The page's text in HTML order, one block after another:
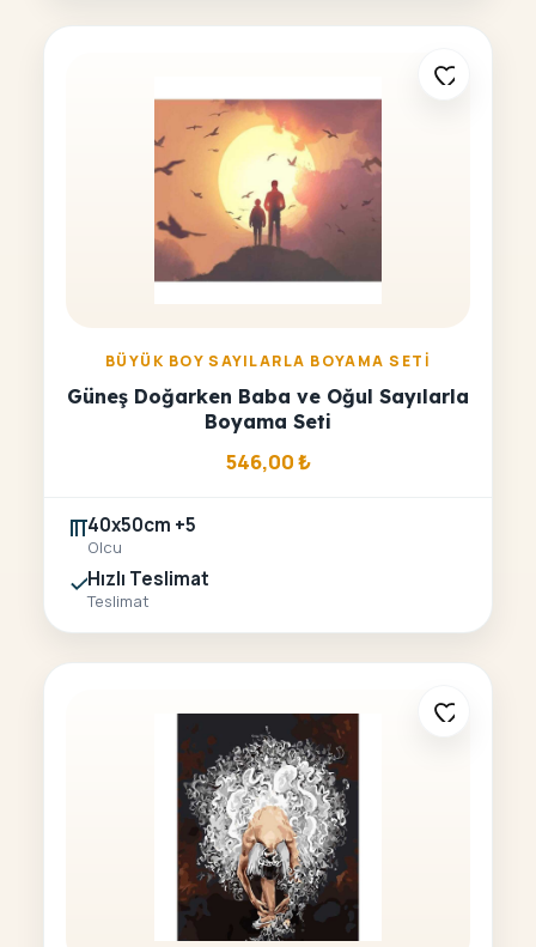
BÜYÜK BOY SAYILARLA BOYAMA SETI
Güneş Doğarken Baba ve Oğul Sayılarla
Boyama Seti
546,00₺
40x50cm +5
Olcu
Hızlı Teslimat
Teslimat